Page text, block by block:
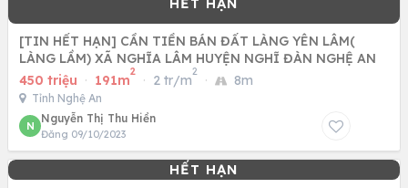
[TIN HẾT HẠN] CẦN TIỀN BÁN ĐẤT LÀNG YÊN LÂM(
LÀNG LẦM) XÃ NGHĨA LÂM HUYỆN NGHĨ ĐÀN NGHỆ AN
450 triệu · 191m
2
· 2 tr/m
2
· 8m
Tỉnh Nghệ An
N
Nguyễn Thị Thu Hiền
Đăng 09/10/2023